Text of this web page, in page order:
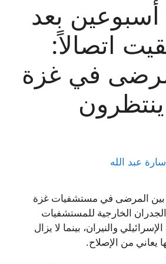
بعد
اتصالاً:
في غزة
ينتظرون
سارة عبد الله
بين المرضى في مستشفيات غزة
الخارجية للمستشفيات
والنيران، بينما لا يزال
يعاني من الإصلاح.